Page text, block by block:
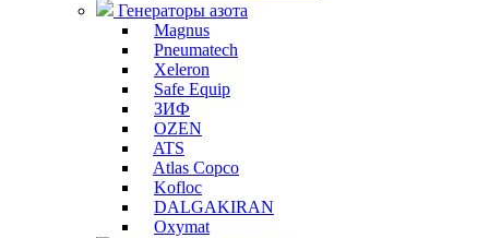
Генераторы азота
Magnus
Pneumatech
Xeleron
Safe Equip
ЗИФ
OZEN
ATS
Atlas Copco
Kofloc
DALGAKIRAN
Oxymat